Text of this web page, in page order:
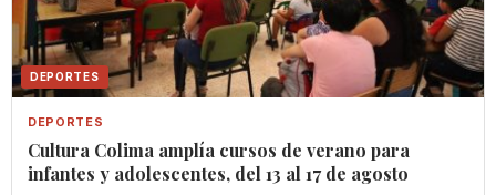
DEPORTES
DEPORTES
Cultura Colima amplía cursos de verano para
infantes y adolescentes, del 13 al 17 de agosto